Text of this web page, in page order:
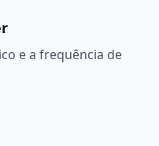
e a frequência de